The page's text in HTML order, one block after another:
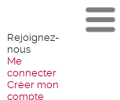
Rejoignez-
nous
Me
connecter
Créer mon
compte